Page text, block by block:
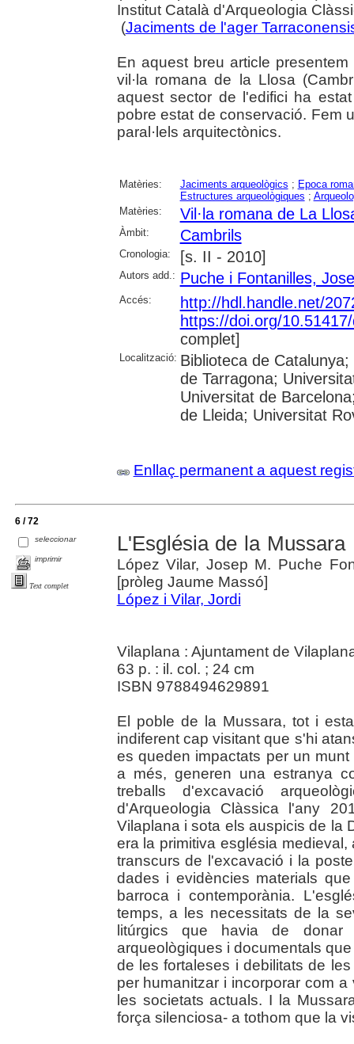
Institut Català d'Arqueologia
(Jaciments de l'ager
En aquest breu article
vil·la romana de la Llosa
aquest sector de l'edifici ha
pobre estat de conservació. Fem
paral·lels arquitectònics.
Matèries: Jaciments arqueològics ; Epoca
Estructures arqueològiques ;
Matèries:
Vil·la romana de La
Àmbit: Cambrils
Cronologia: [s. II - 2010]
Autors add.: Puche i Fontanilles,
Accés:
http://hdl.handle.net/
https://doi.org/
complet]
Localització: Biblioteca de
de Tarragona;
Universitat de
de Lleida; Universitat
Enllaç permanent a aquest
6 / 72
seleccionar
imprimir
Text complet
L'Església de la
López Vilar, Josep M. Puche
[pròleg Jaume Massó]
López i Vilar, Jordi
Vilaplana : Ajuntament de
63 p. : il. col. ; 24 cm
ISBN 9788494629891
El poble de la Mussara, tot i
indiferent cap visitant que s'hi
es queden impactats per un
a més, generen una estranya
treballs d'excavació
d'Arqueologia Clàssica l'any
Vilaplana i sota els auspicis de la
era la primitiva església
transcurs de l'excavació i la
dades i evidències materials
barroca i contemporània.
temps, a les necessitats de la
litúrgics que havia de
arqueològiques i documentals
de les fortaleses i debilitats de
per humanitzar i incorporar com
les societats actuals. I la
força silenciosa- a tothom que la